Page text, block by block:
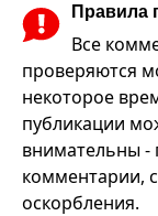
Правила
Все
проверяются
некоторое
публикации
внимательны
комментарии,
оскорбления.